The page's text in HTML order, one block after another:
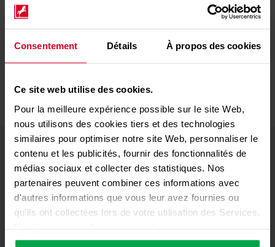
Consentement Détails À propos des cookies
Ce site web utilise des cookies.
Pour la meilleure expérience possible sur le site Web,
nous utilisons des cookies tiers et des technologies
similaires pour optimiser notre site Web, personnaliser le
contenu et les publicités, fournir des fonctionnalités de
médias sociaux et collecter des statistiques. Nos
partenaires peuvent combiner ces informations avec
d'autres informations que vous leur avez fournies ou
qu'ils ont collectées lors de votre utilisation des Services.
acceptez l'utilisation de tous les cookies, y compris le
Vers la boutique en ligne de gaz - Boutique en ligne
Vous cherchez un partenaires de distribution ? -
Nos partenaires de distribution près de chez vous
#Supplément énergie